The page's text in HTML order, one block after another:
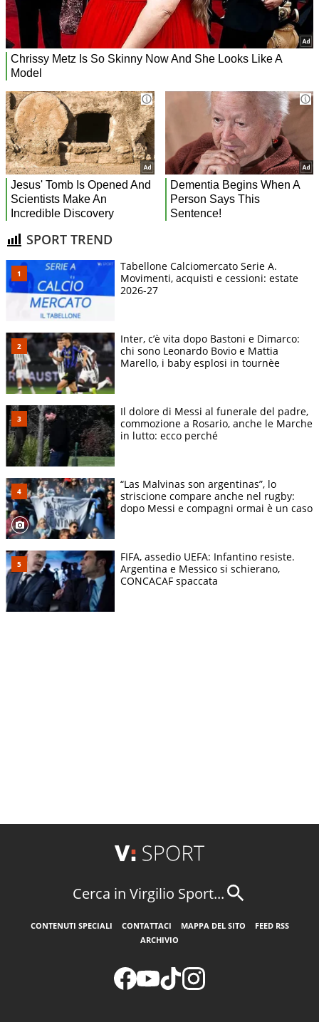
SPORT TREND
Tabellone Calciomercato Serie A.
Movimenti, acquisti e cessioni: estate
2026-27
Inter, c’è vita dopo Bastoni e Dimarco:
chi sono Leonardo Bovio e Mattia
Marello, i baby esplosi in tournèe
Il dolore di Messi al funerale del padre,
commozione a Rosario, anche le Marche
in lutto: ecco perché
“Las Malvinas son argentinas”, lo
striscione compare anche nel rugby:
dopo Messi e compagni ormai è un caso
FIFA, assedio UEFA: Infantino resiste.
Argentina e Messico si schierano,
CONCACAF spaccata
Cerca in Virgilio Sport...
CONTENUTI SPECIALI CONTATTACI MAPPA DEL SITO
FEED RSS
ARCHIVIO